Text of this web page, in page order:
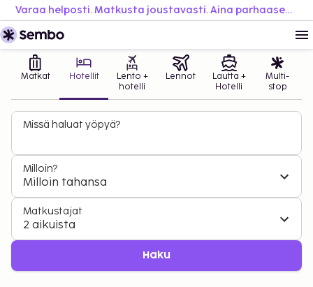
Varaa helposti. Matkusta joustavasti. Aina parhaaseen hintaan.
Matkat Hotellit
Lento +
hotelli
Lennot
Lautta +
Hotelli
Multi-
stop
Missä haluat yöpyä?
Milloin?
Milloin tahansa
Matkustajat
2 aikuista
Haku